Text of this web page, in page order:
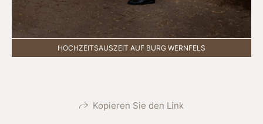
HOCHZEITSAUSZEIT AUF BURG WERNFELS
Kopieren Sie den Link